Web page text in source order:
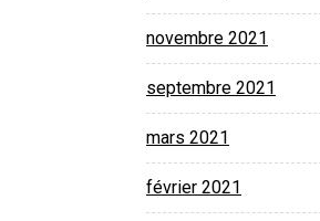
novembre 2021
septembre 2021
mars 2021
février 2021